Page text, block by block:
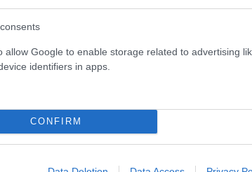
allow Google to enable storage related to advertising
identifiers in apps.
CONFIRM
(13/21επ., 2 άσσοι, 39%υπ., 15%αρ.),
Ματσιέι 4 (1/4επ., 2 μπλοκ, 1
14%αρ.), Μούχλιας 1 (1/1επ.), Λάππας,
(λ).
της αναμέτρησης ο Θανάσης
αγωνιστικής. Μάλιστα ο
από την άλλοτε δόξα του